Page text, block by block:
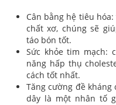
Cân bằng hệ tiêu
chất xơ, chúng sẽ
táo bón tốt.
Sức khỏe tim mạch:
năng hấp thụ
cách tốt nhất.
Tăng cường đề
dây là một nhân tố